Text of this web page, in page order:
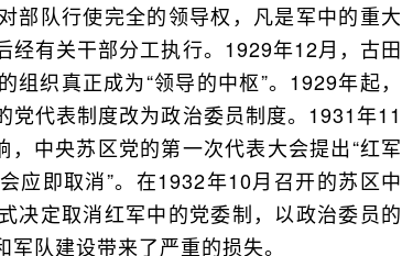
部队行使完全的领导权，凡是军中的重大
经有关干部分工执行。1929年12月，古田
织真正成为“领导的中枢”。1929年起，
党代表制度改为政治委员制度。1931年11
，中央苏区党的第一次代表大会提出“红军
应即取消”。在1932年10月召开的苏区中
决定取消红军中的党委制，以政治委员的
队建设带来了严重的损失。